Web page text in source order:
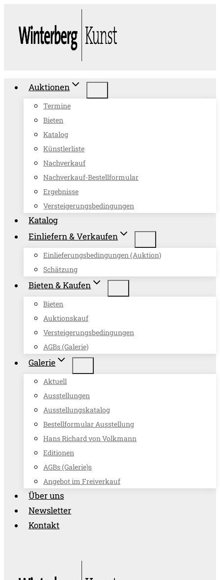
springen
Auktionen
Termine
Bieten
Katalog
Künstlerliste
Nachverkauf
Nachverkauf-Bestellformular
Ergebnisse
Versteigerungsbedingungen
Katalog
Einliefern & Verkaufen
Einlieferungsbedingungen (Auktion)
Schätzung
Bieten & Kaufen
Bieten
Auktionskauf
Versteigerungsbedingungen
AGBs (Galerie)
Galerie
Aktuell
Ausstellungen
Ausstellungskatalog
Bestellformular Ausstellung
Hans Richard von Volkmann
Editionen
AGBs (Galerie)s
Angebot im Freiverkauf
Über uns
Newsletter
Kontakt